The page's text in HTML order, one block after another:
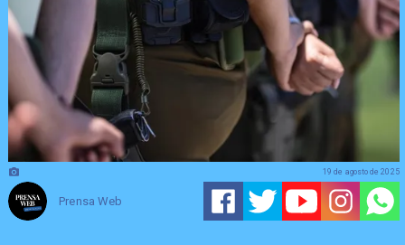
Prensa Web
19 de agosto de 2025